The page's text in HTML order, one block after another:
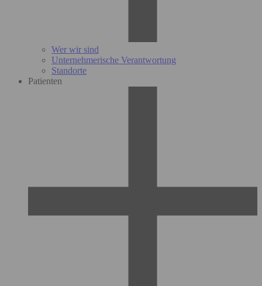
Wer wir sind
Unternehmerische Verantwortung
Standorte
Patienten